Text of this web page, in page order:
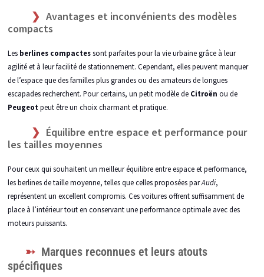
Avantages et inconvénients des modèles
compacts
Les berlines compactessont parfaites pour la vie urbaine grâce à leur
agilité et à leur facilité de stationnement. Cependant, elles peuvent manquer
de l’espace que des familles plus grandes ou des amateurs de longues
escapades recherchent. Pour certains, un petit modèle de Citroën ou de
Peugeotpeut être un choix charmant et pratique.
Équilibre entre espace et performance pour
les tailles moyennes
Pour ceux qui souhaitent un meilleur équilibre entre espace et performance,
les berlines de taille moyenne, telles que celles proposées parAudi,
représentent un excellent compromis. Ces voitures offrent suffisamment de
place à l’intérieur tout en conservant une performance optimale avec des
moteurs puissants.
Marques reconnues et leurs atouts
spécifiques